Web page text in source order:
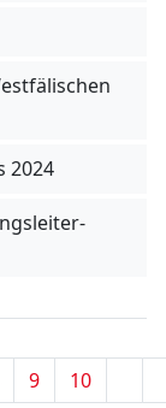
2024
9 10